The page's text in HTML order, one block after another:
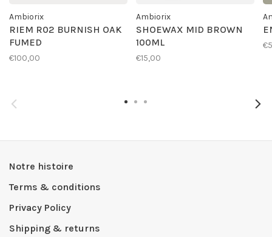
Ambiorix
RIEM R02 BURNISH OAK
FUMED
€100,00
Ambiorix
SHOEWAX MID BROWN
100ML
€15,00
Notre histoire
Terms & conditions
Privacy Policy
Shipping & returns